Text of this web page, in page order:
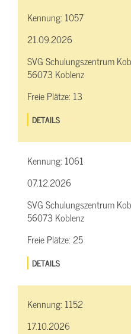
Kennung: 1057
21.09.2026
SVG Schulungszentrum
56073 Koblenz
Freie Plätze: 13
DETAILS
Kennung: 1061
07.12.2026
SVG Schulungszentrum
56073 Koblenz
Freie Plätze:25
DETAILS
Kennung: 1152
17.10.2026